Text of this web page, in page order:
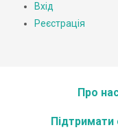
Вхід
Реєстрація
Про
Підтримати